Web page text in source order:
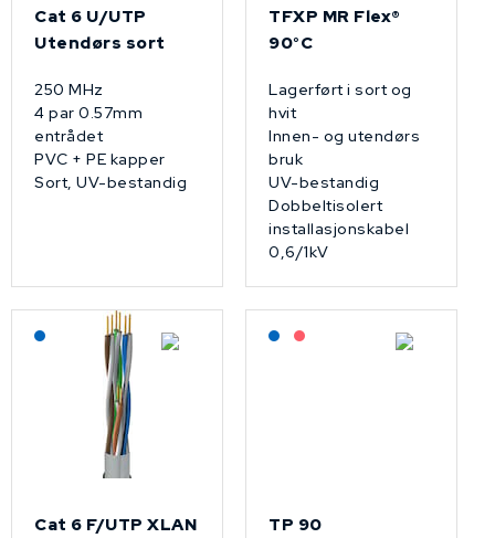
Cat 6 U/UTP
Utendørs sort
250 MHz
4 par 0.57mm
entrådet
PVC + PE kapper
Sort, UV-bestandig
TFXP MR Flex®
90°C
Lagerført i sort og
hvit
Innen- og utendørs
bruk
UV-bestandig
Dobbeltisolert
installasjonskabel
0,6/1kV
Lagerført: NEK Kabel
Cat 6 F/UTP XLAN
Lagerført: NEK Kabel
På forespørsel
TP 90